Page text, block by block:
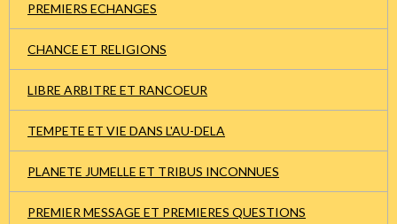
PREMIERS ECHANGES
CHANCE ET RELIGIONS
LIBRE ARBITRE ET RANCOEUR
TEMPETE ET VIE DANS L'AU-DELA
PLANETE JUMELLE ET TRIBUS INCONNUES
PREMIER MESSAGE ET PREMIERES QUESTIONS